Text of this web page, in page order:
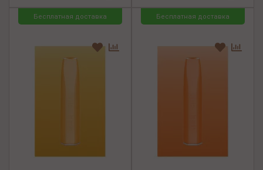
Бесплатная доставка Бесплатная доставка